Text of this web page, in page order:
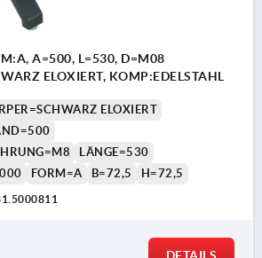
A=500, L=530, D=M08
ELOXIERT, KOMP:EDELSTAHL
ELOXIERT
LÄNGE=530
FORM=A B=72,5 H=72,5